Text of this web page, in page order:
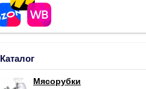
Каталог
Мясорубки